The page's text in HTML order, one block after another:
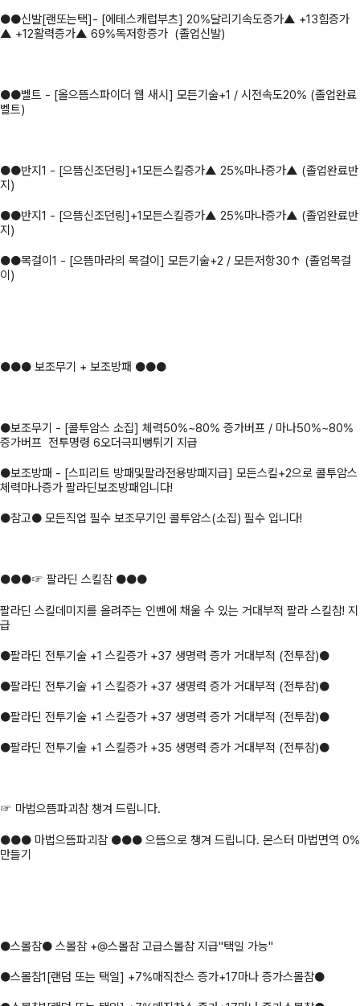
●●신발[랜또는택]- [에테스캐럽부츠] 20%달리기속도증가▲ +13힘증가
▲ +12활력증가▲ 69%독저항증가 (졸업신발)
●●벨트 - [올으뜸스파이더 웹 새시] 모든기술+1 / 시전속도20% (졸업완료
벨트)
●●반지1 - [으뜸신조던링]+1모든스킬증가▲ 25%마나증가▲ (졸업완료반
지)
●●반지1 - [으뜸신조던링]+1모든스킬증가▲ 25%마나증가▲ (졸업완료반
지)
●●목걸이1 - [으뜸마라의 목걸이] 모든기술+2 / 모든저항30↑ (졸업목걸
이)
●●● 보조무기 + 보조방패 ●●●
●보조무기 - [콜투암스 소집] 체력50%~80% 증가버프 / 마나50%~80%
증가버프 전투명령 6오더극피뻥튀기 지급
●보조방패 - [스피리트 방패및팔라전용방패지급] 모든스킬+2으로 콜투암스
체력마나증가 팔라딘보조방패입니다!
●참고● 모든직업 필수 보조무기인 콜투암스(소집) 필수 입니다!
●●●☞ 팔라딘 스킬참 ●●●
팔라딘 스킬데미지를 올려주는 인벤에 채울 수 있는 거대부적 팔라 스킬참! 지
급
●팔라딘 전투기술 +1 스킬증가 +37 생명력 증가 거대부적 (전투참)●
●팔라딘 전투기술 +1 스킬증가 +37 생명력 증가 거대부적 (전투참)●
●팔라딘 전투기술 +1 스킬증가 +37 생명력 증가 거대부적 (전투참)●
●팔라딘 전투기술 +1 스킬증가 +35 생명력 증가 거대부적 (전투참)●
☞ 마법으뜸파괴참 챙겨 드립니다.
●●● 마법으뜸파괴참 ●●● 으뜸으로 챙겨 드립니다. 몬스터 마법면역 0%
만들기
●스몰참● 스몰참 +@스몰참 고급스몰참 지급"택일 가능"
●스몰참1[랜덤 또는 택일] +7%매직찬스 증가+17마나 증가스몰참●